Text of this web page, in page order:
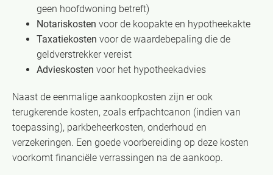
geen hoofdwoning betreft)
Notariskosten voor de koopakte en hypotheekakte
Taxatiekosten voor de waardebepaling die de
geldverstrekker vereist
Advieskosten voor het hypotheekadvies
Naast de eenmalige aankoopkosten zijn er ook
terugkerende kosten, zoals erfpachtcanon (indien van
toepassing), parkbeheerkosten, onderhoud en
verzekeringen. Een goede voorbereiding op deze kosten
voorkomt financiële verrassingen na de aankoop.